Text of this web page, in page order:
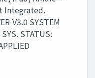
Integrated.
V3.0 SYSTEM
STATUS: